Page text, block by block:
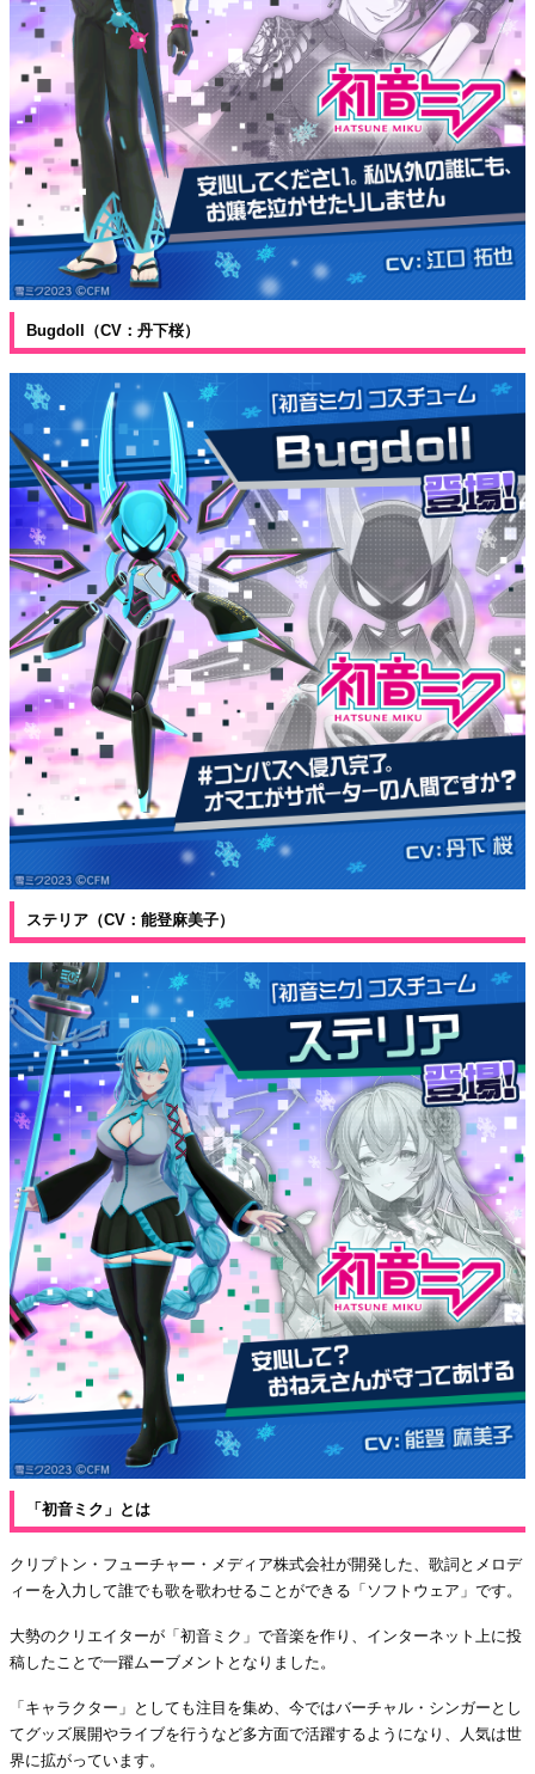
Bugdoll（CV：丹下桜）
ステリア（CV：能登麻美子）
「初音ミク」とは
クリプトン・フューチャー・メディア株式会社が開発した、歌詞とメロデ
ィーを入力して誰でも歌を歌わせることができる「ソフトウェア」です。
大勢のクリエイターが「初音ミク」で音楽を作り、インターネット上に投
稿したことで一躍ムーブメントとなりました。
「キャラクター」としても注目を集め、今ではバーチャル・シンガーとし
てグッズ展開やライブを行うなど多方面で活躍するようになり、人気は世
界に拡がっています。